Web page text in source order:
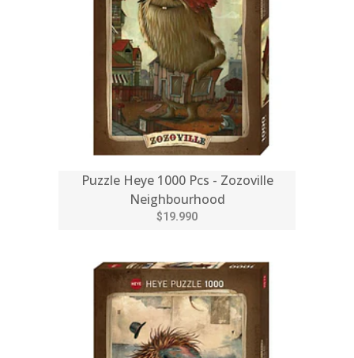
Puzzle Heye 1000 Pcs - Zozoville
Neighbourhood
$19.990